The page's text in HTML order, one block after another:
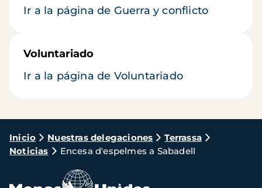
Ir a la página de Guerra y conflicto
Voluntariado
Ir a la página de Voluntariado
Ruta
de
navegación
Inicio Nuestras delegaciones
Terrassa
Noticias
Encesa d'espelmes a Sabadell